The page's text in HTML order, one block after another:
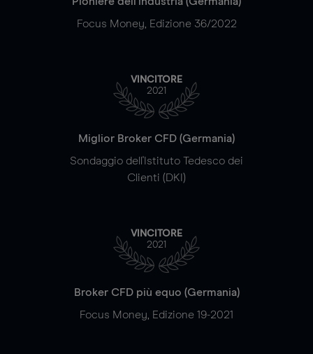
Focus Money, Edizione 36/2022
VINCITORE
2021
Miglior Broker CFD (Germania)
Sondaggio dell'Istituto Tedesco dei
Clienti (DKI)
VINCITORE
2021
Broker CFD più equo (Germania)
Focus Money, Edizione 19-2021